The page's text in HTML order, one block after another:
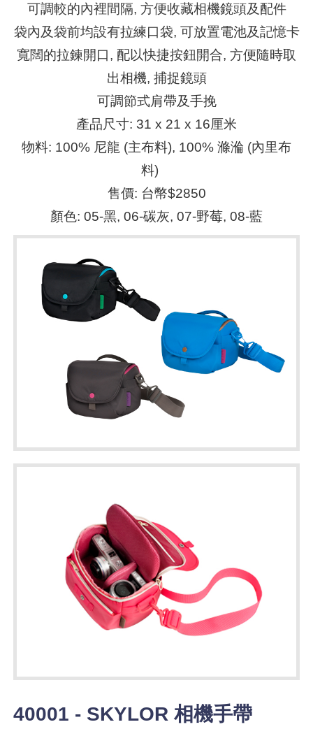
可調較的內裡間隔, 方便收藏相機鏡頭及配件
袋內及袋前均設有拉練口袋, 可放置電池及記憶卡
寬闊的拉鍊開口, 配以快捷按鈕開合, 方便隨時取
出相機, 捕捉鏡頭
可調節式肩帶及手挽
產品尺寸: 31 x 21 x 16厘米
物料: 100% 尼龍 (主布料), 100% 滌溣 (內里布
料)
售價: 台幣$2850
顏色: 05-黑, 06-碳灰, 07-野莓, 08-藍
40001 - SKYLOR 相機手帶